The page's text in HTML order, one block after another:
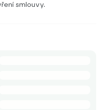
smlouvy.